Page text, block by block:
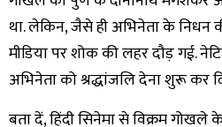
था. लेकिन, जैसे ही अभिनेता के
मीडिया पर शोक की लहर दौड़ गई.
अभिनेता को श्रद्धांजलि देना शुरू कर
बता दें, हिंदी सिनेमा से विक्रम गोखले